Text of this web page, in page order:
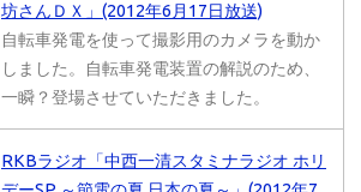
坊さんＤＸ」(2012年6月17日放送)
自転車発電を使って撮影用のカメラを動か
しました。自転車発電装置の解説のため、
一瞬？登場させていただきました。
RKBラジオ「中西一清スタミナラジオ ホリ